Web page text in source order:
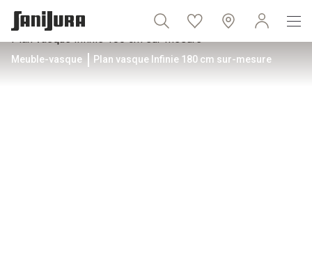
Meuble-vasque Plan vasque Infinie 180 cm sur-mesure